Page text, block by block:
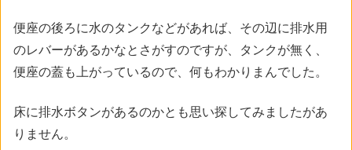
便座の後ろに水のタンクなどがあれば、その辺に排水用
のレバーがあるかなとさがすのですが、タンクが無く、
便座の蓋も上がっているので、何もわかりまんでした。
床に排水ボタンがあるのかとも思い探してみましたがあ
りません。